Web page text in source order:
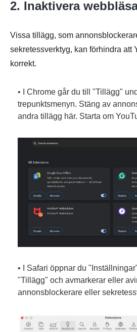
2. Inaktivera
Vissa tillägg, som
sekretessverktyg, kan förhindra att
korrekt.
• I Chrome går du till "Tillägg"
trepunktsmenyn. Stäng av
andra tillägg här. Starta om
• I Safari öppnar du
"Tillägg" och avmarkerar eller
annonsblockerare eller